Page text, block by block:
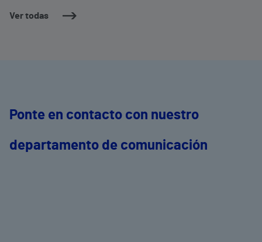
Ver todas
Ponte en contacto con nuestro
departamento de comunicación